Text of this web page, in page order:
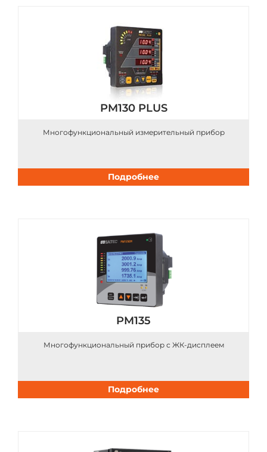
PM130 PLUS
Многофункциональный измерительный прибор
Подробнее
PM135
Многофункциональный прибор с ЖК-дисплеем
Подробнее